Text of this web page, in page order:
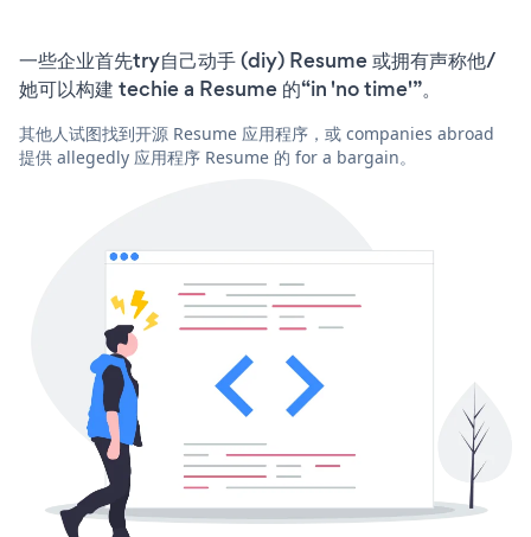
一些企业首先try自己动手 (diy) Resume 或拥有声称他/
她可以构建 techie a Resume 的“in 'no time'”。
其他人试图找到开源 Resume 应用程序，或 companies abroad
提供 allegedly 应用程序 Resume 的 for a bargain。